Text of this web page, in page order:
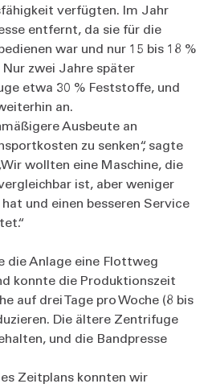
verfügten. Im Jahr
entfernt, da sie für die
war und nur 15 bis 18 %
zwei Jahre später
etwa 30 % Feststoffe, und
an.
Ausbeute an
zu senken“, sagte
wollten eine Maschine, die
ist, aber weniger
und einen besseren Service
die Anlage eine Flottweg
konnte die Produktionszeit
auf drei Tage pro Woche (8 bis
Die ältere Zentrifuge
und die Bandpresse
Zeitplans konnten wir